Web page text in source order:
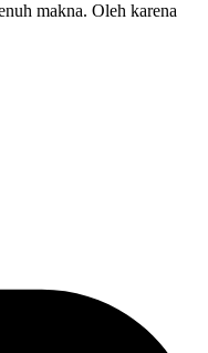
makna. Oleh karena